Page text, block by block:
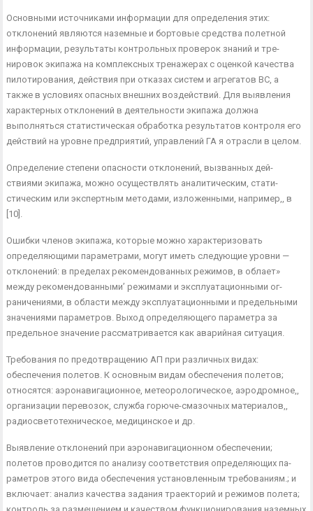
Основными источниками информации для определения этих:
отклонений являются наземные и бортовые средства полетной
информации, результаты контрольных проверок знаний и тре­
нировок экипажа на комплексных тренажерах с оценкой каче­ства
пилотирования, действия при отказах систем и агрегатов ВС, а
также в условиях опасных внешних воздействий. Для выявления
характерных отклонений в деятельности экипажа должна
выполняться статистическая обработка результатов контроля его
действий на уровне предприятий, управлений ГА я отрасли в целом.
Определение степени опасности отклонений, вызванных дей­
ствиями экипажа, можно осуществлять аналитическим, стати­
стическим или экспертным методами, изложенными, например,, в
[10].
Ошибки членов экипажа, которые можно характеризовать
определяющими параметрами, могут иметь следующие уровни —
отклонений: в пределах рекомендованных режимов, в облает»
между рекомендованными’ режимами и эксплуатационными ог­
раничениями, в области между эксплуатационными и предель­ными
значениями параметров. Выход определяющего парамет­ра за
предельное значение рассматривается как аварийная си­туация.
Требования по предотвращению АП при различных видах:
обеспечения полетов. К основным видам обеспечения полетов;
относятся: аэронавигационное, метеорологическое, аэродромное,,
организации перевозок, служба горюче-смазочных материалов,,
радиосветотехническое, медицинское и др.
Выявление отклонений при аэронавигационном обеспечении;
полетов проводится по анализу соответствия определяющих па­
раметров этого вида обеспечения установленным требованиям.; и
включает: анализ качества задания траекторий и режимов по­лета;